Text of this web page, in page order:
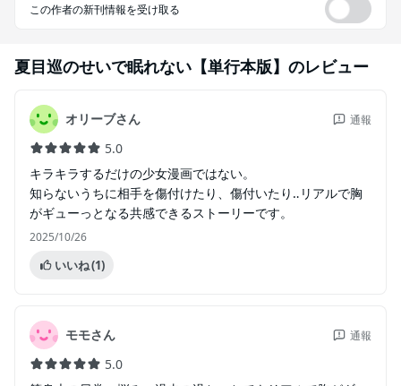
この作者の新刊情報を受け取る
夏目巡のせいで眠れない【単行本版】 のレビュー
オリーブさん 通報
5.0
キラキラするだけの少女漫画ではない。
知らないうちに相手を傷付けたり、傷付いたり‥リアルで胸
がギューっとなる共感できるストーリーです。
2025/10/26
いいね(1)
モモさん 通報
5.0